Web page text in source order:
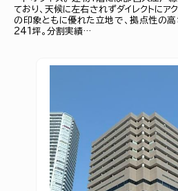
ており、天候に左右されずダイレクトにア
の印象ともに優れた立地で、拠点性の
241坪。分割実績…